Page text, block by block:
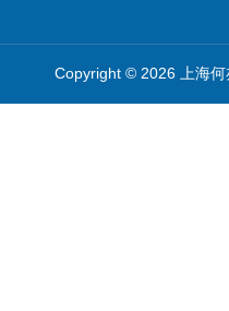
Copyright © 2026 上海